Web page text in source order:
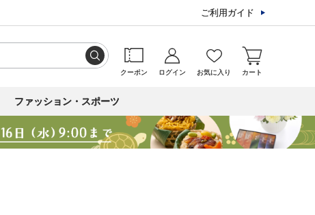
ご利用ガイド
クーポン ログイン お気に入り カート
ファッション・スポーツ